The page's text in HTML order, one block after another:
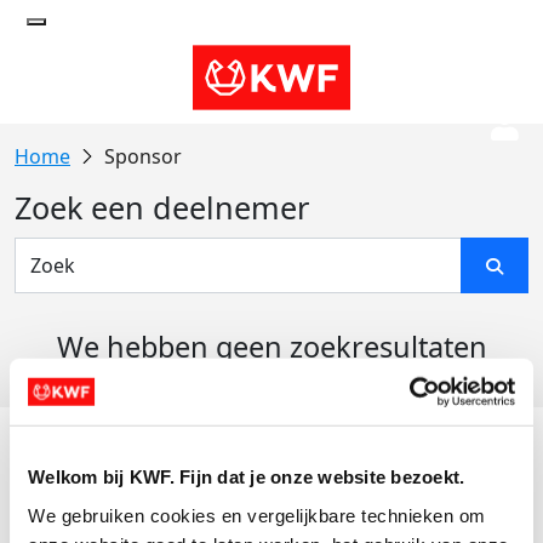
Welkom bij KWF. Fijn dat je onze website bezoekt.
We gebruiken cookies en vergelijkbare technieken om
Sponsor
Zoek een deelnemer
We hebben geen zoekresultaten
Actiematerialen
Evenementen